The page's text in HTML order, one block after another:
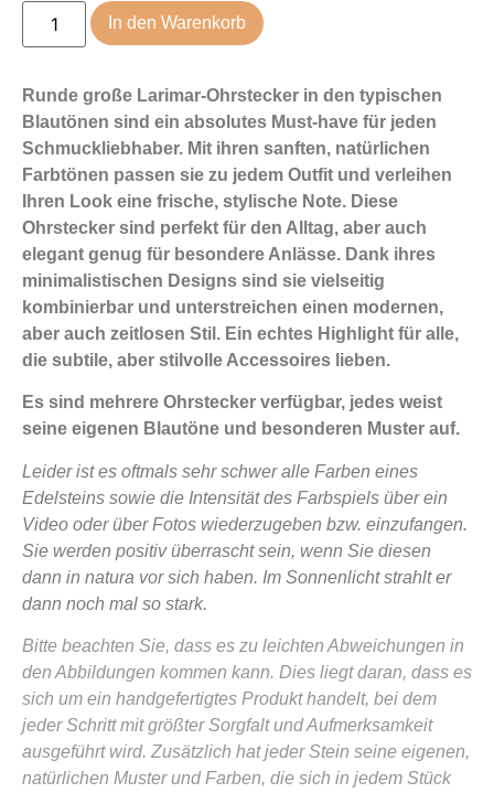
In den Warenkorb
Runde große Larimar-Ohrstecker in den typischen
Blautönen sind ein absolutes Must-have für jeden
Schmuckliebhaber. Mit ihren sanften, natürlichen
Farbtönen passen sie zu jedem Outfit und verleihen
Ihren Look eine frische, stylische Note. Diese
Ohrstecker sind perfekt für den Alltag, aber auch
elegant genug für besondere Anlässe. Dank ihres
minimalistischen Designs sind sie vielseitig
kombinierbar und unterstreichen einen modernen,
aber auch zeitlosen Stil. Ein echtes Highlight für alle,
die subtile, aber stilvolle Accessoires lieben.
Es sind mehrere Ohrstecker verfügbar, jedes weist
seine eigenen Blautöne und besonderen Muster auf.
Leider ist es oftmals sehr schwer alle Farben eines
Edelsteins sowie die Intensität des Farbspiels über ein
Video oder über Fotos wiederzugeben bzw. einzufangen.
Sie werden positiv überrascht sein, wenn Sie diesen
dann in natura vor sich haben. Im Sonnenlicht strahlt er
dann noch mal so stark.
Bitte beachten Sie, dass es zu leichten Abweichungen in
den Abbildungen kommen kann. Dies liegt daran, dass es
sich um ein handgefertigtes Produkt handelt, bei dem
jeder Schritt mit größter Sorgfalt und Aufmerksamkeit
ausgeführt wird. Zusätzlich hat jeder Stein seine eigenen,
natürlichen Muster und Farben, die sich in jedem Stück